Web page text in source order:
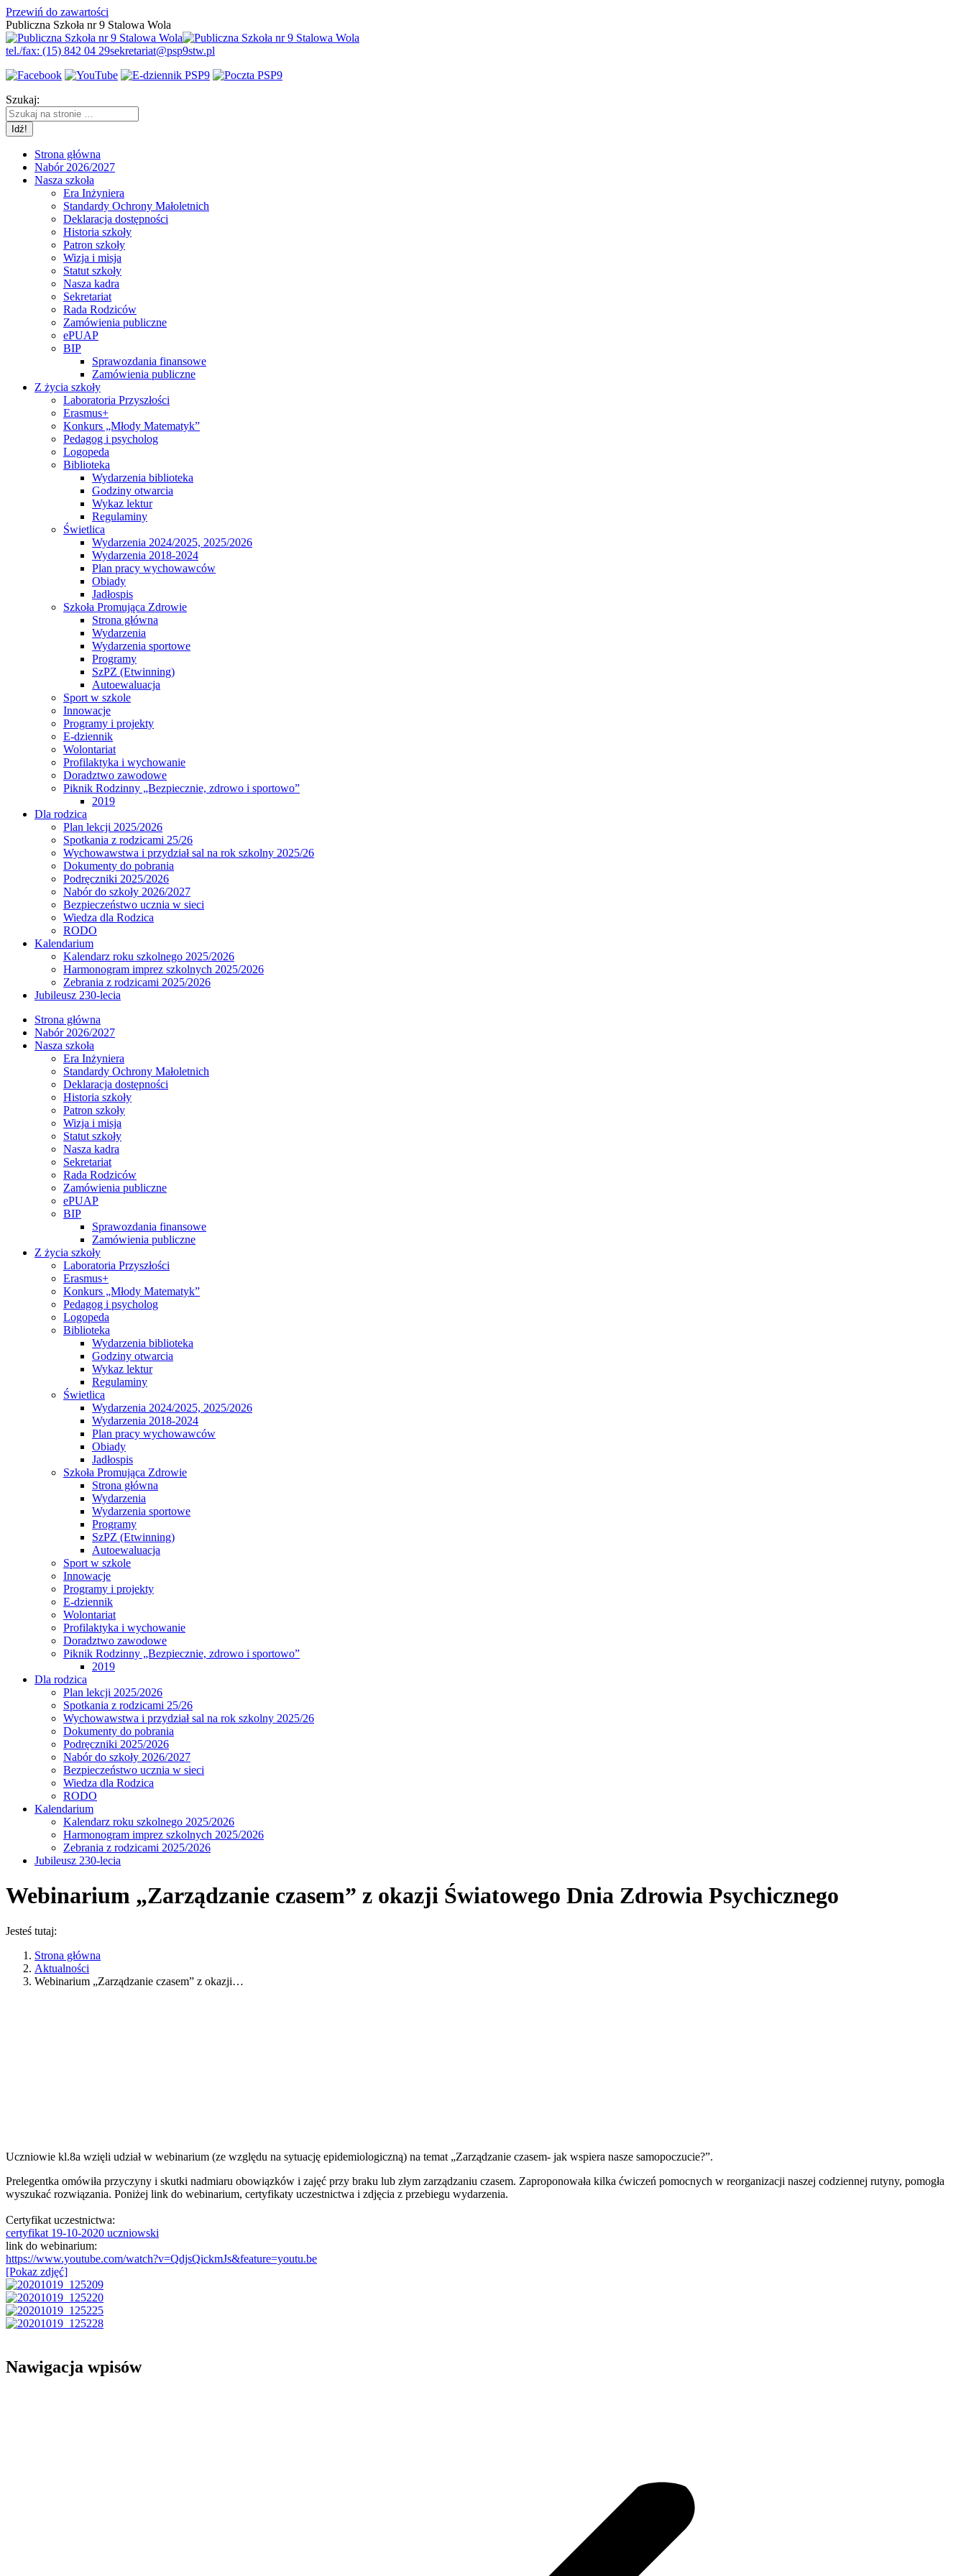
Przewiń do zawartości
Publiczna Szkoła nr 9 Stalowa Wola
tel./fax: (15) 842 04 29sekretariat@psp9stw.pl
Szukaj:
Strona główna
Nabór 2026/2027
Nasza szkoła
Era Inżyniera
Standardy Ochrony Małoletnich
Deklaracja dostępności
Historia szkoły
Patron szkoły
Wizja i misja
Statut szkoły
Nasza kadra
Sekretariat
Rada Rodziców
Zamówienia publiczne
ePUAP
BIP
Sprawozdania finansowe
Zamówienia publiczne
Z życia szkoły
Laboratoria Przyszłości
Erasmus+
Konkurs „Młody Matematyk”
Pedagog i psycholog
Logopeda
Biblioteka
Wydarzenia biblioteka
Godziny otwarcia
Wykaz lektur
Regulaminy
Świetlica
Wydarzenia 2024/2025, 2025/2026
Wydarzenia 2018-2024
Plan pracy wychowawców
Obiady
Jadłospis
Szkoła Promująca Zdrowie
Strona główna
Wydarzenia
Wydarzenia sportowe
Programy
SzPZ (Etwinning)
Autoewaluacja
Sport w szkole
Innowacje
Programy i projekty
E-dziennik
Wolontariat
Profilaktyka i wychowanie
Doradztwo zawodowe
Piknik Rodzinny „Bezpiecznie, zdrowo i sportowo”
2019
Dla rodzica
Plan lekcji 2025/2026
Spotkania z rodzicami 25/26
Wychowawstwa i przydział sal na rok szkolny 2025/26
Dokumenty do pobrania
Podręczniki 2025/2026
Nabór do szkoły 2026/2027
Bezpieczeństwo ucznia w sieci
Wiedza dla Rodzica
RODO
Kalendarium
Kalendarz roku szkolnego 2025/2026
Harmonogram imprez szkolnych 2025/2026
Zebrania z rodzicami 2025/2026
Jubileusz 230-lecia
Strona główna
Nabór 2026/2027
Nasza szkoła
Era Inżyniera
Standardy Ochrony Małoletnich
Deklaracja dostępności
Historia szkoły
Patron szkoły
Wizja i misja
Statut szkoły
Nasza kadra
Sekretariat
Rada Rodziców
Zamówienia publiczne
ePUAP
BIP
Sprawozdania finansowe
Zamówienia publiczne
Z życia szkoły
Laboratoria Przyszłości
Erasmus+
Konkurs „Młody Matematyk”
Pedagog i psycholog
Logopeda
Biblioteka
Wydarzenia biblioteka
Godziny otwarcia
Wykaz lektur
Regulaminy
Świetlica
Wydarzenia 2024/2025, 2025/2026
Wydarzenia 2018-2024
Plan pracy wychowawców
Obiady
Jadłospis
Szkoła Promująca Zdrowie
Strona główna
Wydarzenia
Wydarzenia sportowe
Programy
SzPZ (Etwinning)
Autoewaluacja
Sport w szkole
Innowacje
Programy i projekty
E-dziennik
Wolontariat
Profilaktyka i wychowanie
Doradztwo zawodowe
Piknik Rodzinny „Bezpiecznie, zdrowo i sportowo”
2019
Dla rodzica
Plan lekcji 2025/2026
Spotkania z rodzicami 25/26
Wychowawstwa i przydział sal na rok szkolny 2025/26
Dokumenty do pobrania
Podręczniki 2025/2026
Nabór do szkoły 2026/2027
Bezpieczeństwo ucznia w sieci
Wiedza dla Rodzica
RODO
Kalendarium
Kalendarz roku szkolnego 2025/2026
Harmonogram imprez szkolnych 2025/2026
Zebrania z rodzicami 2025/2026
Jubileusz 230-lecia
Webinarium „Zarządzanie czasem” z okazji Światowego Dnia Zdrowia Psychicznego
Jesteś tutaj:
Strona główna
Aktualności
Webinarium „Zarządzanie czasem” z okazji…
Uczniowie kl.8a wzięli udział w webinarium (ze względu na sytuację epidemiologiczną) na temat „Zarządzanie czasem- jak wspiera nasze samopoczucie?”.
Prelegentka omówiła przyczyny i skutki nadmiaru obowiązków i zajęć przy braku lub złym zarządzaniu czasem. Zaproponowała kilka ćwiczeń pomocnych w reorganizacji naszej codziennej rutyny, pomogła
wyszukać rozwiązania. Poniżej link do webinarium, certyfikaty uczestnictwa i zdjęcia z przebiegu wydarzenia.
Certyfikat uczestnictwa:
certyfikat 19-10-2020 uczniowski
link do webinarium:
https://www.youtube.com/watch?v=QdjsQickmJs&feature=youtu.be
[Pokaz zdjęć]
Nawigacja wpisów